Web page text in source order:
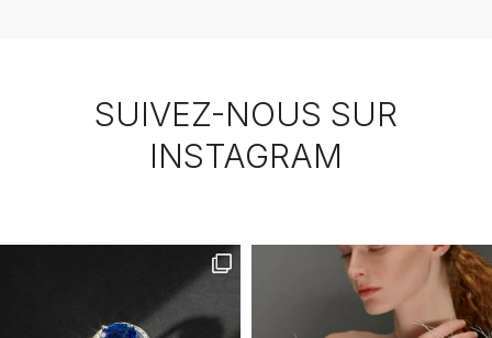
SUIVEZ-NOUS SUR
INSTAGRAM